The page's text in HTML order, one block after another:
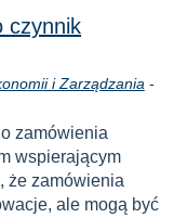
czynnik
i Zarządzania -Year
zamówienia
wspierającym
że zamówienia
ale mogą być